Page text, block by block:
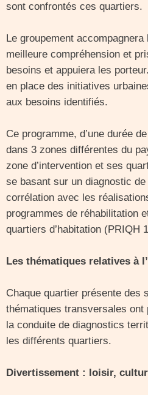
sont confrontés ces quartiers.
Le groupement
meilleure compréhension et
besoins et appuiera les
en place des initiatives
aux besoins identifiés.
Ce programme, d’une durée
dans 3 zones différentes du
zone d’intervention et ses
se basant sur un diagnostic
corrélation avec les
programmes de réhabilitation
quartiers d’habitation (PRIQH
Les thématiques relatives à
Chaque quartier présente des
thématiques transversales
la conduite de diagnostics
les différents quartiers.
Divertissement : loisir,